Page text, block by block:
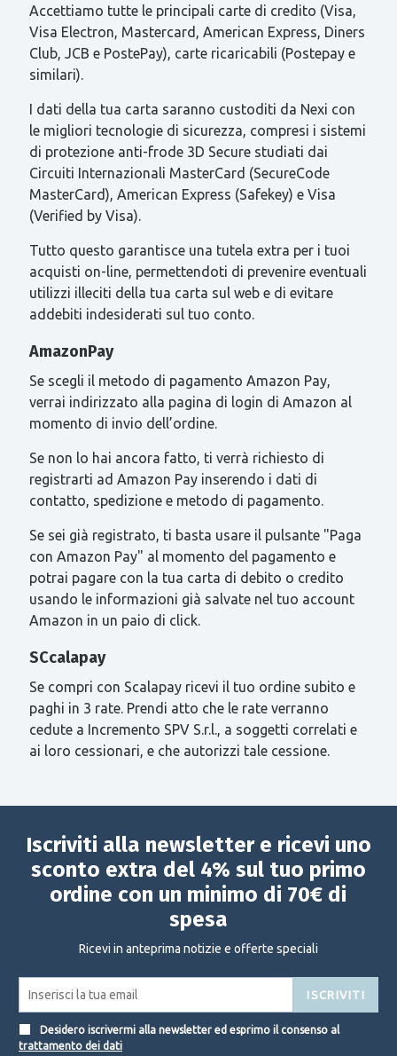
Accettiamo tutte le principali carte di credito (Visa,
Visa Electron, Mastercard, American Express, Diners
Club, JCB e PostePay), carte ricaricabili (Postepay e
similari).
I dati della tua carta saranno custoditi da Nexi con
le migliori tecnologie di sicurezza, compresi i sistemi
di protezione anti-frode 3D Secure studiati dai
Circuiti Internazionali MasterCard (SecureCode
MasterCard), American Express (Safekey) e Visa
(Verified by Visa).
Tutto questo garantisce una tutela extra per i tuoi
acquisti on-line, permettendoti di prevenire eventuali
utilizzi illeciti della tua carta sul web e di evitare
addebiti indesiderati sul tuo conto.
AmazonPay
Se scegli il metodo di pagamento Amazon Pay,
verrai indirizzato alla pagina di login di Amazon al
momento di invio dell’ordine.
Se non lo hai ancora fatto, ti verrà richiesto di
registrarti ad Amazon Pay inserendo i dati di
contatto, spedizione e metodo di pagamento.
Se sei già registrato, ti basta usare il pulsante "Paga
con Amazon Pay" al momento del pagamento e
potrai pagare con la tua carta di debito o credito
usando le informazioni già salvate nel tuo account
Amazon in un paio di click.
SCcalapay
Se compri con Scalapay ricevi il tuo ordine subito e
paghi in 3 rate. Prendi atto che le rate verranno
cedute a Incremento SPV S.r.l., a soggetti correlati e
ai loro cessionari, e che autorizzi tale cessione.
Iscriviti alla newsletter e ricevi uno
sconto extra del 4% sul tuo primo
ordine con un minimo di 70€ di
spesa
Ricevi in anteprima notizie e offerte speciali
ISCRIVITI
Desidero iscrivermi alla newsletter ed esprimo il consenso al
trattamento dei dati